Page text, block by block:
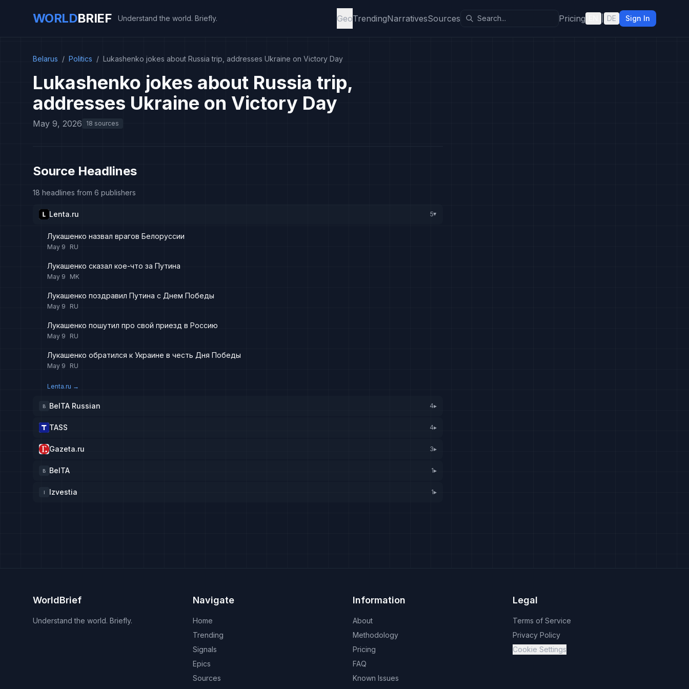
WORLDBRIEF Understand the world. Briefly. GeoTrendingNarrativesSources Pricing DE Sign In
Belarus / Politics / Lukashenko jokes about Russia trip, addresses Ukraine on Victory Day
Lukashenko jokes about Russia trip,
addresses Ukraine on Victory Day
May 9, 2026 18 sources
Source Headlines
18 headlines from 6 publishers
Lenta.ru 5▸
Лукашенко назвал врагов Белоруссии
May 9 RU
Лукашенко сказал кое-что за Путина
May 9 MK
Лукашенко поздравил Путина с Днем Победы
May 9 RU
Лукашенко пошутил про свой приезд в Россию
May 9 RU
Лукашенко обратился к Украине в честь Дня Победы
May 9 RU
Lenta.ru →
B BelTA Russian 4▸
TASS 4▸
Gazeta.ru 3▸
B BelTA 1▸
I Izvestia 1▸
WorldBrief
Understand the world. Briefly.
Navigate
Home
Trending
Signals
Epics
Sources
Information
About
Methodology
Pricing
FAQ
Known Issues
Legal
Terms of Service
Privacy Policy
Cookie Settings